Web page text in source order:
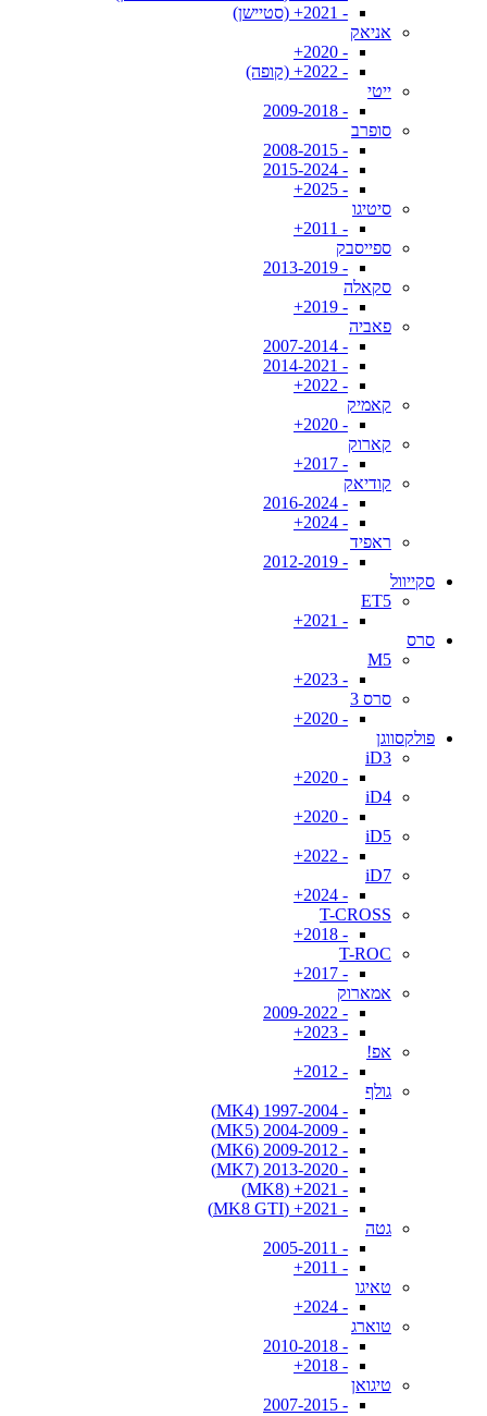
- 2021+ (סטיישן)
אניאק
- 2020+
- 2022+ (קופה)
ייטי
- 2009-2018
סופרב
- 2008-2015
- 2015-2024
- 2025+
סיטיגו
- 2011+
ספייסבק
- 2013-2019
סקאלה
- 2019+
פאביה
- 2007-2014
- 2014-2021
- 2022+
קאמיק
- 2020+
קארוק
- 2017+
קודיאק
- 2016-2024
- 2024+
ראפיד
- 2012-2019
סקייוול
ET5
- 2021+
סרס
M5
- 2023+
סרס 3
- 2020+
פולקסווגן
iD3
- 2020+
iD4
- 2020+
iD5
- 2022+
iD7
- 2024+
T-CROSS
- 2018+
T-ROC
- 2017+
אמארוק
- 2009-2022
- 2023+
אפ!
- 2012+
גולף
- 1997-2004 (MK4)
- 2004-2009 (MK5)
- 2009-2012 (MK6)
- 2013-2020 (MK7)
- 2021+ (MK8)
- 2021+ (MK8 GTI)
גטה
- 2005-2011
- 2011+
טאיגו
- 2024+
טוארג
- 2010-2018
- 2018+
טיגואן
- 2007-2015